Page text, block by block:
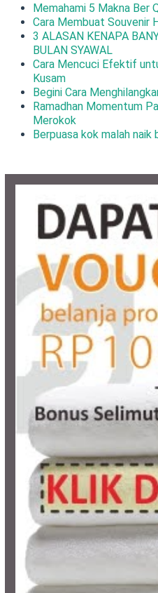
Memahami 5 Makna Ber
Cara Membuat Souvenir
3 ALASAN KENAPA
BULAN SYAWAL
Cara Mencuci Efektif
Kusam
Begini Cara
Ramadhan Momentum
Merokok
Berpuasa kok malah